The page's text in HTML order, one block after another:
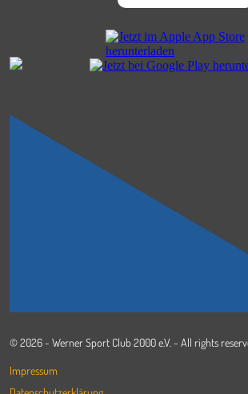
© 2026 - Werner Sport Club 2000 e.V. - All rights
Impressum